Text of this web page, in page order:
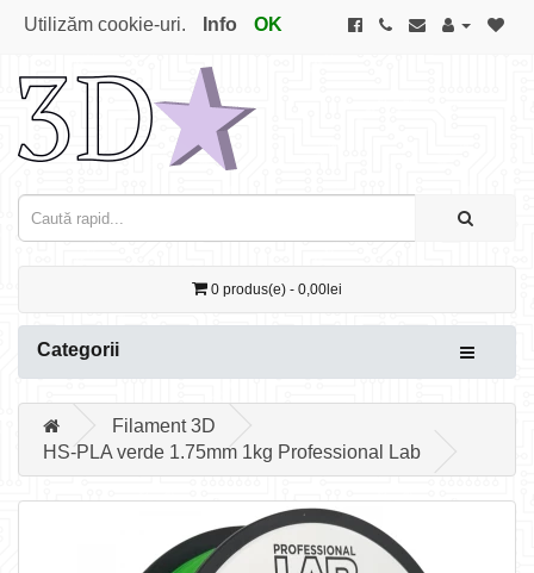
Utilizăm cookie-uri. Info OK
0 produs(e) - 0,00lei
Categorii
Filament 3D
HS-PLA verde 1.75mm 1kg Professional Lab